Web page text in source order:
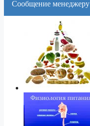
Cообщение менеджеру